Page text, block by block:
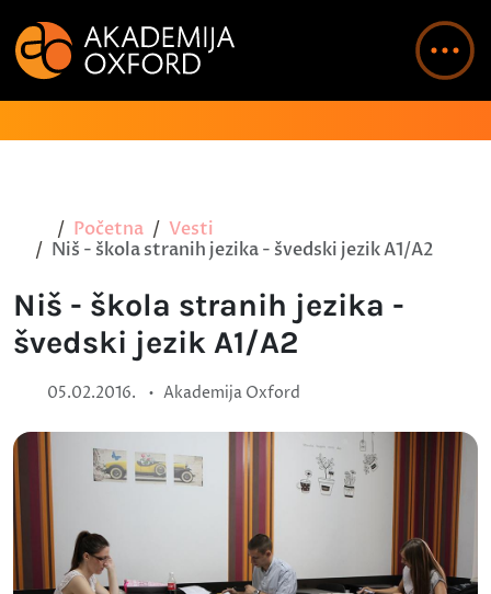
Početna
Vesti
Niš - škola stranih jezika - švedski jezik A1/A2
Niš - škola stranih jezika -
švedski jezik A1/A2
05.02.2016. • Akademija Oxford